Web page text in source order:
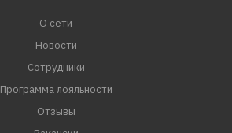
О сети
Новости
Сотрудники
Программа лояльности
Отзывы